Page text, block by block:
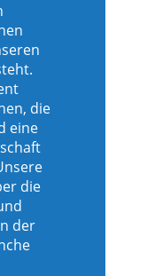
die
eine
die
der